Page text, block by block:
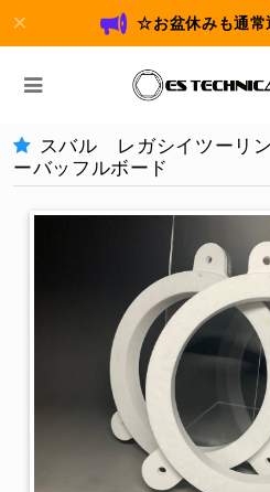
☆お盆休みも通
スバル レガシイツーリ
ーバッフルボード